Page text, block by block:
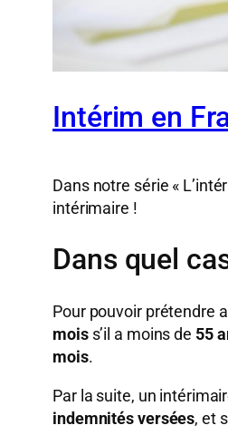
Intérim en
Dans notre série «
intérimaire !
Dans quel
Pour pouvoir prétendre
moiss’il a moins de 55
mois.
Par la suite, un
indemnités versées, et